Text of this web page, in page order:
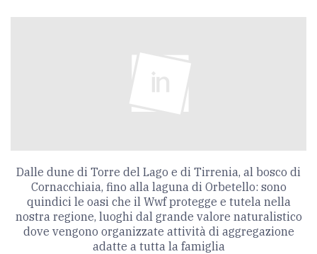
Dalle dune di Torre del Lago e di Tirrenia, al bosco di
Cornacchiaia, fino alla laguna di Orbetello: sono
quindici le oasi che il Wwf protegge e tutela nella
nostra regione, luoghi dal grande valore naturalistico
dove vengono organizzate attività di aggregazione
adatte a tutta la famiglia